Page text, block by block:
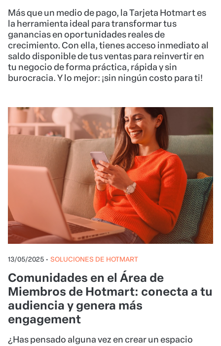
Más que un medio de pago, la Tarjeta Hotmart es
la herramienta ideal para transformar tus
ganancias en oportunidades reales de
crecimiento. Con ella, tienes acceso inmediato al
saldo disponible de tus ventas para reinvertir en
tu negocio de forma práctica, rápida y sin
burocracia. Y lo mejor: ¡sin ningún costo para ti!
13/05/2025 • SOLUCIONES DE HOTMART
Comunidades en el Área de
Miembros de Hotmart: conecta a tu
audiencia y genera más
engagement
¿Has pensado alguna vez en crear un espacio